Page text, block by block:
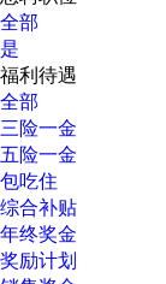
全部
是
福利待遇
全部
三险一金
五险一金
包吃住
综合补贴
年终奖金
奖励计划